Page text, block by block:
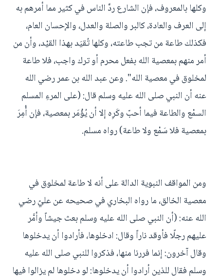
وكلها بالمعروف، فإن الشارع ردَّ الناس في كثير مما أمرهم به
إلى العرف والعادة، كالبر والصلة والعدل، والإحسان العام،
فكذلك طاعة من تجب طاعته، وكلها تُقيَد بهذا القيْد، وأن من
أمر منهم بمعصية الله بفعل محرم أو ترك واجب، فلا طاعة
لمخلوق في معصية الله". وعن عبد الله بن عمر رضي الله
عنه أن النبي صلى الله عليه وسلم قال: (على المرءِ المسلم
السمْع والطاعة فيما أحبّ وكَرِه إلا أن يُؤْمَر بمعصية، فإن أُمِرَ
بمعصية فلا سَمْع ولا طاعة) رواه مسلم.
ومن المواقف النبوية الدالة على أنه لا طاعة لمخلوق في
معصية الخالق، ما رواه البخاري في صحيحه عن عليّ رضي
الله عنه: (أن النبي صلى الله عليه وسلم بعث جيشاً وأمَّر
عليهم رجلًا فأوقد ناراً وقال: ادخلوها، فأرادوا أن يدخلوها
وقال آخرون: إنما فررنا منها، فذكروا للنبي صلى الله عليه
وسلم فقال للذين أرادوا أن يدخلوها: لو دخلوها لم يزالوا فيها